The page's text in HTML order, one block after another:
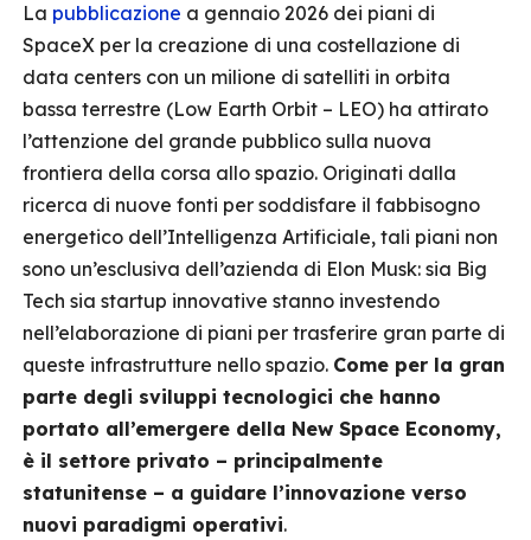
La pubblicazione a gennaio 2026 dei piani di
SpaceX per la creazione di una costellazione di
data centers con un milione di satelliti in orbita
bassa terrestre (Low Earth Orbit – LEO) ha attirato
l’attenzione del grande pubblico sulla nuova
frontiera della corsa allo spazio. Originati dalla
ricerca di nuove fonti per soddisfare il fabbisogno
energetico dell’Intelligenza Artificiale, tali piani non
sono un’esclusiva dell’azienda di Elon Musk: sia Big
Tech sia startup innovative stanno investendo
nell’elaborazione di piani per trasferire gran parte di
queste infrastrutture nello spazio. Come per la gran
parte degli sviluppi tecnologici che hanno
portato all’emergere della New Space Economy,
è il settore privato – principalmente
statunitense – a guidare l’innovazione verso
nuovi paradigmi operativi.